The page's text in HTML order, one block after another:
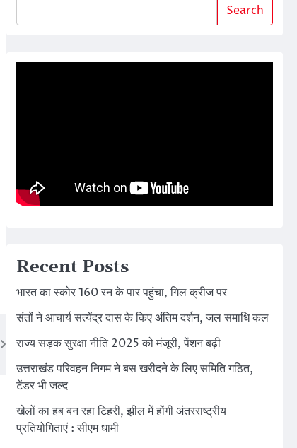
Search
Recent Posts
भारत का स्कोर 160 रन के पार पहुंचा, गिल क्रीज पर
संतों ने आचार्य सत्येंद्र दास के किए अंतिम दर्शन, जल समाधि कल
राज्य सड़क सुरक्षा नीति 2025 को मंजूरी, पेंशन बढ़ी
उत्तराखंड परिवहन निगम ने बस खरीदने के लिए समिति गठित,
टेंडर भी जल्द
खेलों का हब बन रहा टिहरी, झील में होंगी अंतरराष्ट्रीय
प्रतियोगिताएं : सीएम धामी